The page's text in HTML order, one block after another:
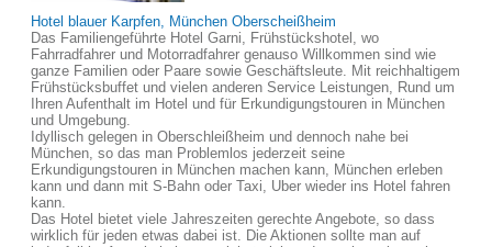
Hotel blauer Karpfen, München Oberscheißheim
Das Familiengeführte Hotel Garni, Frühstückshotel, wo
Fahrradfahrer und Motorradfahrer genauso Willkommen sind wie
ganze Familien oder Paare sowie Geschäftsleute. Mit reichhaltigem
Frühstücksbuffet und vielen anderen Service Leistungen, Rund um
Ihren Aufenthalt im Hotel und für Erkundigungstouren in München
und Umgebung.
Idyllisch gelegen in Oberschleißheim und dennoch nahe bei
München, so das man Problemlos jederzeit seine
Erkundigungstouren in München machen kann, München erleben
kann und dann mit S-Bahn oder Taxi, Uber wieder ins Hotel fahren
kann.
Das Hotel bietet viele Jahreszeiten gerechte Angebote, so dass
wirklich für jeden etwas dabei ist. Die Aktionen sollte man auf